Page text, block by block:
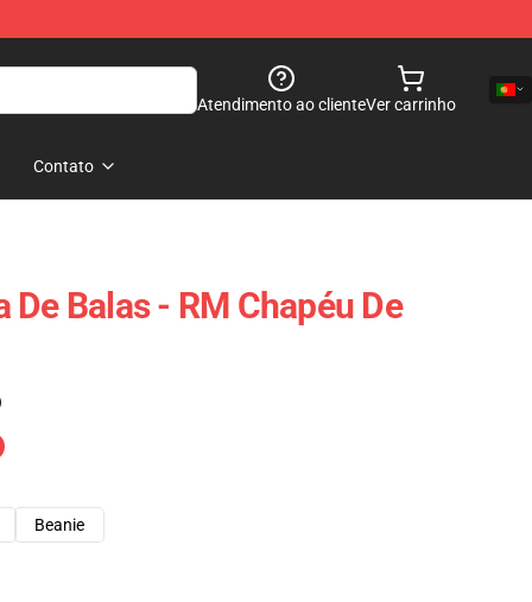
Atendimento ao clienteVer carrinho
Contato
De Balas - RM Chapéu De
Beanie